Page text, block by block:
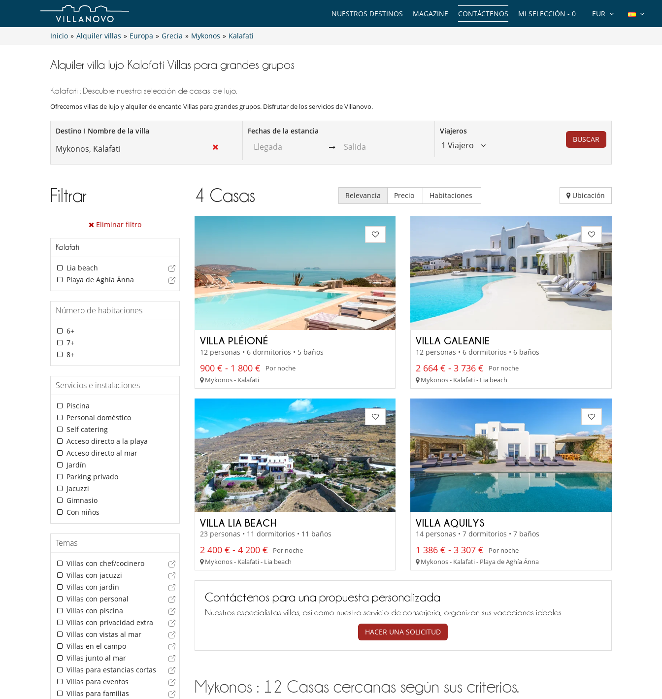
EUR
MI SELECCIÓN - 0
CONTÁCTENOS
MAGAZINE
NUESTROS DESTINOS
Inicio » Alquiler villas » Europa » Grecia » Mykonos » Kalafati
Alquiler villa lujo Kalafati Villas para grandes grupos
Kalafati : Descubre nuestra selección de casas de lujo.
Ofrecemos villas de lujo y alquiler de encanto Villas para grandes grupos. Disfrutar de los servicios de Villanovo.
Destino I Nombre de la villa Fechas de la estancia Viajeros
1 Viajero
BUSCAR
Filtrar
Eliminar filtro
Kalafati
Lia beach
Playa de Aghía Ánna
Número de habitaciones
6+
7+
8+
Servicios e instalaciones
Piscina
Personal doméstico
Self catering
Acceso directo a la playa
Acceso directo al mar
Jardín
Parking privado
Jacuzzi
Gimnasio
Con niños
Temas
Villas con chef/cocinero
Villas con jacuzzi
Villas con jardin
Villas con personal
Villas con piscina
Villas con privacidad extra
Villas con vistas al mar
Villas en el campo
Villas junto al mar
Villas para estancias cortas
Villas para eventos
Villas para familias
4 Casas Relevancia Precio Habitaciones Ubicación
VILLA PLÉIONÉ
12 personas • 6 dormitorios • 5 baños
900 € - 1 800 €
Por noche
Mykonos - Kalafati
VILLA GALEANIE
12 personas • 6 dormitorios • 6 baños
2 664 € - 3 736 €
Por noche
Mykonos - Kalafati - Lia beach
VILLA LIA BEACH
23 personas • 11 dormitorios • 11 baños
2 400 € - 4 200 €
Por noche
Mykonos - Kalafati - Lia beach
VILLA AQUILYS
14 personas • 7 dormitorios • 7 baños
1 386 € - 3 307 €
Por noche
Mykonos - Kalafati - Playa de Aghía Ánna
Contáctenos para una propuesta personalizada
Nuestros especialistas villas, así como nuestro servicio de conserjería, organizan sus vacaciones ideales
HACER UNA SOLICITUD
Mykonos : 12 Casas cercanas según sus criterios.